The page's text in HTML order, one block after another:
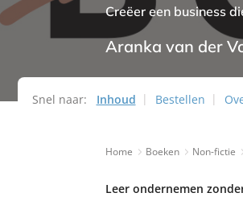
Creëer een business
Aranka van der
Snel naar: Inhoud Bestellen
Home Boeken Non-fictie
Leer ondernemen